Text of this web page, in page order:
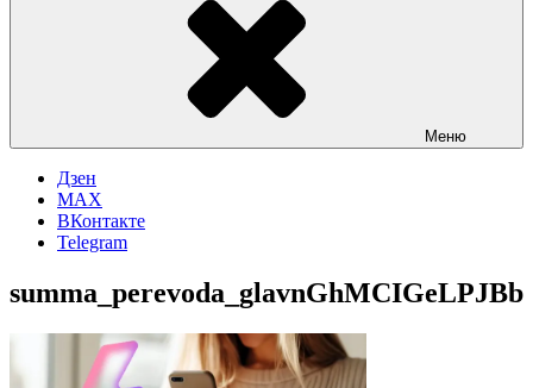
Меню
Дзен
MAX
ВКонтакте
Telegram
summa_perevoda_glavnGhMCIGeLPJBb